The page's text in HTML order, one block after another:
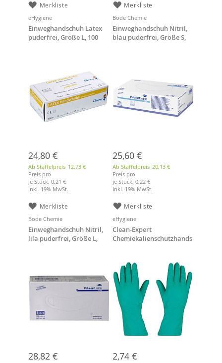
Merkliste Merkliste
eHygiene
Einweghandschuh Latex
puderfrei, Größe L, 100
24,80 €
Ab Staffelpreis 12,73 €
Preis pro
je Stück, 0,21 €
Inkl. 19% MwSt.
Merkliste
Bode Chemie
Einweghandschuh Nitril,
blau puderfrei, Größe S,
25,60 €
Ab Staffelpreis 20,13 €
Preis pro
je Stück,0,22 €
Inkl. 19% MwSt.
Merkliste
Bode Chemie
Einweghandschuh Nitril,
lila puderfrei, Größe L,
28,82 €
eHygiene
Clean-Expert
Chemiekalienschutzhands
2,74 €